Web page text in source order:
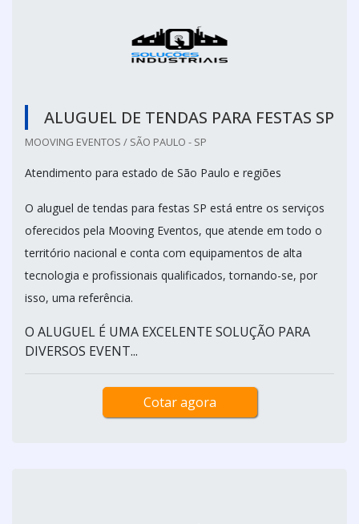
ALUGUEL DE TENDAS PARA FESTAS SP
MOOVING EVENTOS / SÃO PAULO - SP
Atendimento para estado de São Paulo e regiões
O aluguel de tendas para festas SP está entre os serviços
oferecidos pela Mooving Eventos, que atende em todo o
território nacional e conta com equipamentos de alta
tecnologia e profissionais qualificados, tornando-se, por
isso, uma referência.
O ALUGUEL É UMA EXCELENTE SOLUÇÃO PARA
DIVERSOS EVENT...
Cotar agora